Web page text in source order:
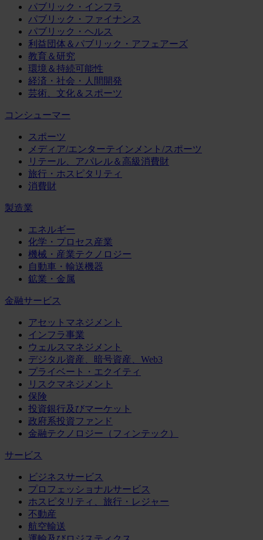
パブリック・インフラ
パブリック・ファイナンス
パブリック・ヘルス
利益団体＆パブリック・アフェアーズ
教育＆研究
環境＆持続可能性
経済・社会・人間開発
芸術、文化＆スポーツ
コンシューマー
スポーツ
メディア/エンターテインメント/スポーツ
リテール、アパレル＆高級消費財
旅行・ホスピタリティ
消費財
製造業
エネルギー
化学・プロセス産業
機械・産業テクノロジー
自動車・輸送機器
鉱業・金属
金融サービス
アセットマネジメント
インフラ事業
ウェルスマネジメント
デジタル資産、暗号資産、Web3
プライベート・エクイティ
リスクマネジメント
保険
投資銀行及びマーケット
政府系投資ファンド
金融テクノロジー（フィンテック）
サービス
ビジネスサービス
プロフェッショナルサービス
ホスピタリティ、旅行・レジャー
不動産
航空輸送